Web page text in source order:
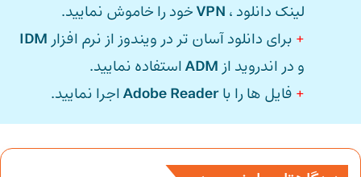
لینک دانلود ، VPNخود را خاموش نمایید.
+ برای دانلود آسان تر در ویندوز از نرم افزار IDM
و در اندروید از ADMاستفاده نمایید.
+ فایل ها را باAdobe Readerاجرا نمایید.